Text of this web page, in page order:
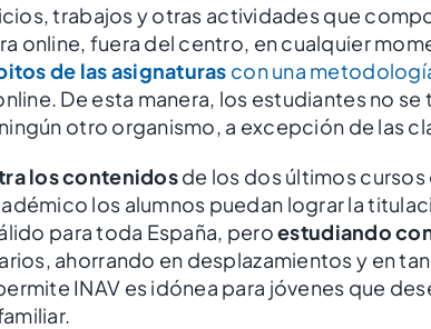
trabajos y otras actividades que
online, fuera del centro, en cualquier
de las asignaturas con una
De esta manera, los estudiantes no
otro organismo, a excepción de las
los contenidosde los dos últimos cursos
los alumnos puedan lograr la
para toda España, peroestudiando
ahorrando en desplazamientos y en
INAV es idónea para jóvenes que